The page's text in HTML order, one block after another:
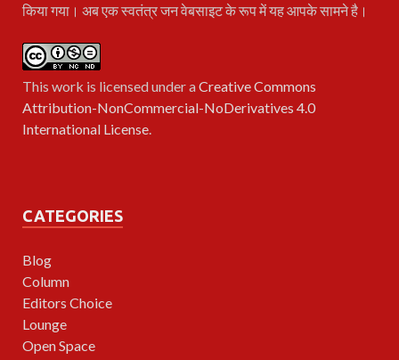
किया गया। अब एक स्वतंत्र जन वेबसाइट के रूप में यह आपके सामने है।
This work is licensed under aCreative Commons
Attribution-NonCommercial-NoDerivatives 4.0
International License
CATEGORIES
Blog
Column
Editors Choice
Lounge
Open Space